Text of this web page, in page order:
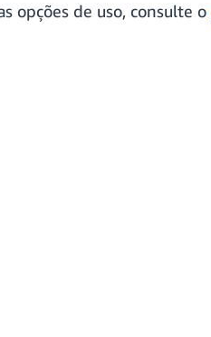
opções de uso, consulte o